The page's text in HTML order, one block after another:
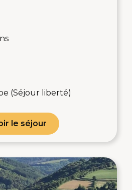
(Séjour liberté)
le séjour